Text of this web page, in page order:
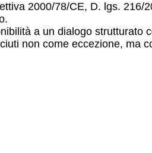
2000/78/CE, D. lgs. 216/
a un dialogo strutturato
non come eccezione, ma